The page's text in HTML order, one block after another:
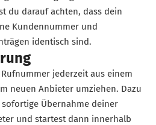
du darauf achten, dass dein
Kundennummer und
identisch sind.
jederzeit aus einem
neuen Anbieter umziehen. Dazu
Übernahme deiner
und startest dann innerhalb